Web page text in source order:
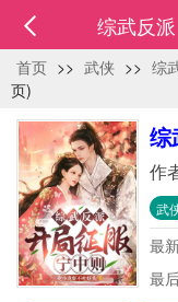
综武反
首页 >> 武侠 >> 综
页)
综
作
武
最
最